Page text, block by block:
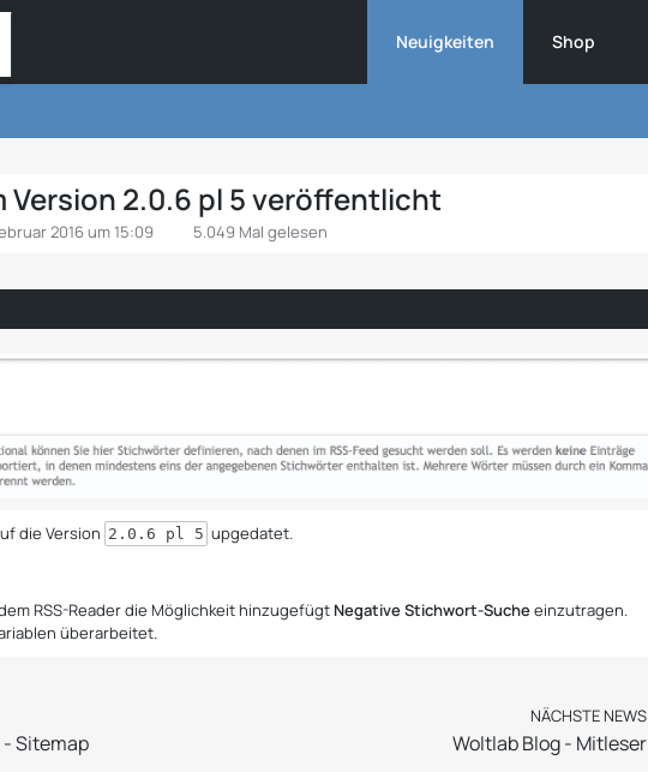
Neuigkeiten Shop
Version 2.0.6 pl 5 veröffentlicht
2016 um 15:09 5.049 Mal gelesen
die Version 2.0.6 pl 5 upgedatet.
RSS-Reader die Möglichkeit hinzugefügt Negative Stichwort-Sucheeinzutragen.
überarbeitet.
Sitemap
NÄCHSTE NEWS
Woltlab Blog - Mitleser